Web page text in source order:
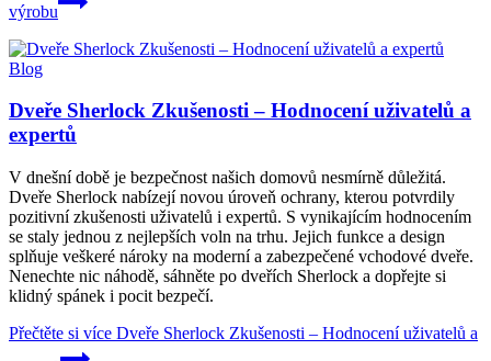
výrobu
Blog
Dveře Sherlock Zkušenosti – Hodnocení uživatelů a
expertů
V dnešní době je bezpečnost našich domovů nesmírně důležitá.
Dveře Sherlock nabízejí novou úroveň ochrany, kterou potvrdily
pozitivní zkušenosti uživatelů i expertů. S vynikajícím hodnocením
se staly jednou z nejlepších voln na trhu. Jejich funkce a design
splňuje veškeré nároky na moderní a zabezpečené vchodové dveře.
Nenechte nic náhodě, sáhněte po dveřích Sherlock a dopřejte si
klidný spánek i pocit bezpečí.
Přečtěte si více Dveře Sherlock Zkušenosti – Hodnocení uživatelů a